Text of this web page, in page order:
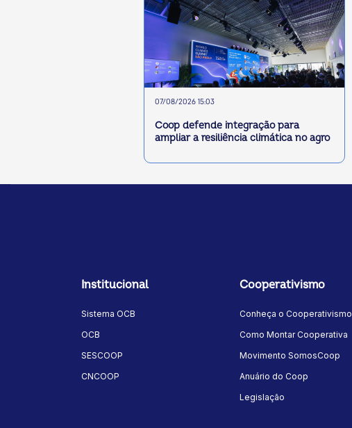
07/08/2026 15:03
Coop defende integração para
ampliar a resiliência climática no agro
Institucional
Sistema OCB
OCB
SESCOOP
CNCOOP
Cooperativismo
Conheça o Cooperativismo
Como Montar Cooperativa
Movimento SomosCoop
Anuário do Coop
Legislação